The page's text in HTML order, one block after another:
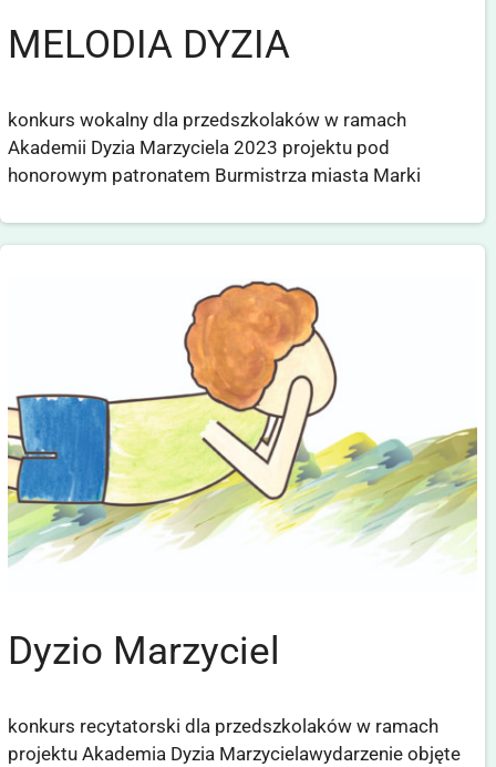
MELODIA DYZIA
konkurs wokalny dla przedszkolaków w ramach
Akademii Dyzia Marzyciela 2023 projektu pod
honorowym patronatem Burmistrza miasta Marki
Dyzio Marzyciel
konkurs recytatorski dla przedszkolaków w ramach
projektu Akademia Dyzia Marzycielawydarzenie objęte